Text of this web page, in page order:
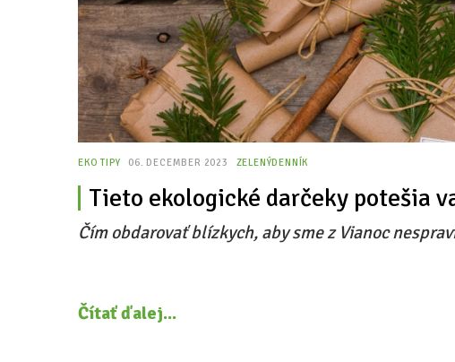
EKO TIPY 06. DECEMBER 2023 ZELENÝDENNÍK
Tieto ekologické darčeky potešia
Čím obdarovať blízkych, aby sme z Vianoc
Čítať ďalej...